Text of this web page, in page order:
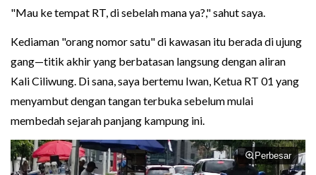
"Mau ke tempat RT, di sebelah mana ya?," sahut saya.
Kediaman "orang nomor satu" di kawasan itu berada di ujung
gang—titik akhir yang berbatasan langsung dengan aliran
Kali Ciliwung. Di sana, saya bertemu Iwan, Ketua RT 01 yang
menyambut dengan tangan terbuka sebelum mulai
membedah sejarah panjang kampung ini.
Perbesar